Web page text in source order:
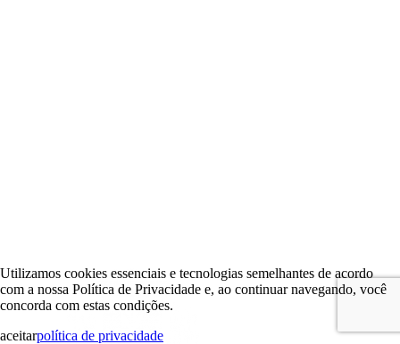
Utilizamos cookies essenciais e tecnologias semelhantes de acordo
com a nossa Política de Privacidade e, ao continuar navegando, você
concorda com estas condições.
aceitarpolítica de privacidade